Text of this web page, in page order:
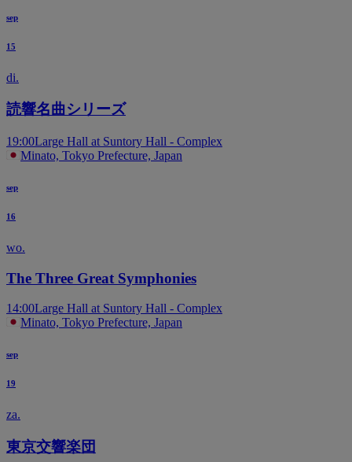
sep
15
di.
読響名曲シリーズ
19:00Large Hall at Suntory Hall - Complex
Minato, Tokyo Prefecture, Japan
sep
16
wo.
The Three Great Symphonies
14:00Large Hall at Suntory Hall - Complex
Minato, Tokyo Prefecture, Japan
sep
19
za.
東京交響楽団